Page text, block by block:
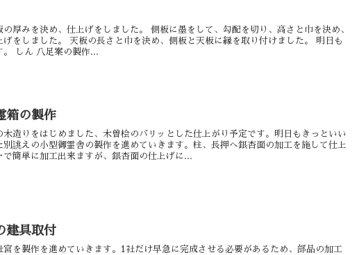
の厚みを決め、仕上げをしました。 側板に墨をして、勾配を切り、高さと巾を決め、
げをしました。 天板の長さと巾を決め、側板と天板に縁を取り付けました。 明日も
。 しん 八足案の製作...
箱の製作
木造りをはじめました、木曽桧のバリッとした仕上がり予定です。明日もきっといい
別誂えの小型御霊舎の製作を進めていきます。柱、長押へ銀杏面の加工を施して仕上
で簡単に加工出来ますが、銀杏面の仕上げに...
建具取付
宮を製作を進めていきます。1社だけ早急に完成させる必要があるため、部品の加工